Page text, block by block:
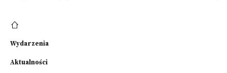
Wydarzenia
Aktualności